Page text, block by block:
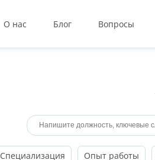
О нас Блог Вопросы
Специализация Опыт работы